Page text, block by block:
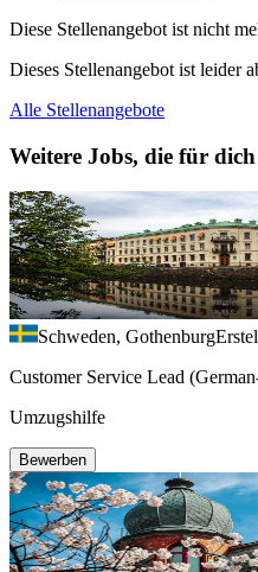
Diese Stellenangebot ist nicht
Dieses Stellenangebot ist leider
Alle Stellenangebote
Weitere Jobs, die für
Schweden, Gothenburg
Customer Service Lead
Umzugshilfe
Bewerben